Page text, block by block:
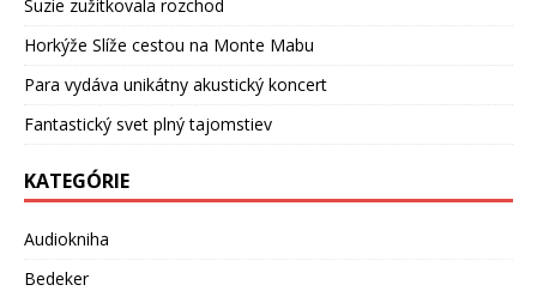
Suzie zužitkovala rozchod
Horkýže Slíže cestou na Monte Mabu
Para vydáva unikátny akustický koncert
Fantastický svet plný tajomstiev
KATEGÓRIE
Audiokniha
Bedeker